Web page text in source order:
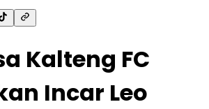
Kalteng FC
Incar Leo